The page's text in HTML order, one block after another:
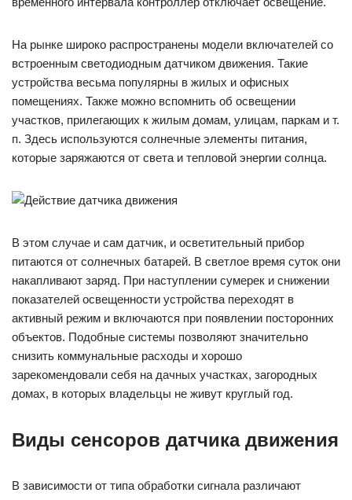
На рынке широко распространены модели включателей со
встроенным светодиодным датчиком движения. Такие
устройства весьма популярны в жилых и офисных
помещениях. Также можно вспомнить об освещении
участков, прилегающих к жилым домам, улицам, паркам и т.
п. Здесь используются солнечные элементы питания,
которые заряжаются от света и тепловой энергии солнца.
В этом случае и сам датчик, и осветительный прибор
питаются от солнечных батарей. В светлое время суток они
накапливают заряд. При наступлении сумерек и снижении
показателей освещенности устройства переходят в
активный режим и включаются при появлении посторонних
объектов. Подобные системы позволяют значительно
снизить коммунальные расходы и хорошо
зарекомендовали себя на дачных участках, загородных
домах, в которых владельцы не живут круглый год.
Виды сенсоров датчика движения
В зависимости от типа обработки сигнала различают